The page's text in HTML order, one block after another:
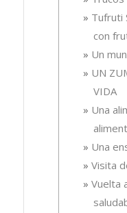
Tufruti
con
Un
UN
VIDA
Una
Una
Visita
Vuelta